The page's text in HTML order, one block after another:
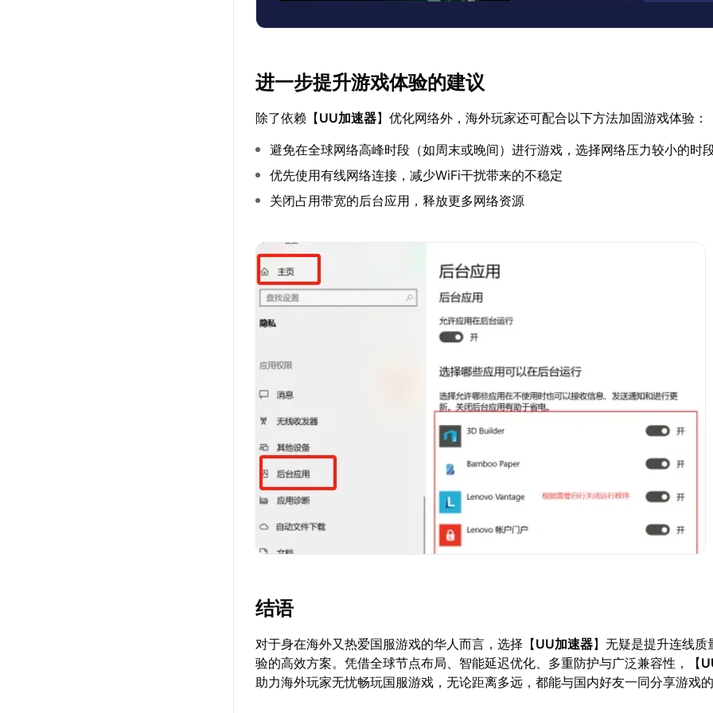
进一步提升游戏体验的建议
除了依赖【UU加速器】优化网络外，海外玩家还可配合以下方法加固游戏体验：
避免在全球网络高峰时段（如周末或晚间）进行游戏，选择网络压力较小的时
优先使用有线网络连接，减少WiFi干扰带来的不稳定
关闭占用带宽的后台应用，释放更多网络资源
结语
对于身在海外又热爱国服游戏的华人而言，选择【UU加速器】无疑是提升连线质
验的高效方案。凭借全球节点布局、智能延迟优化、多重防护与广泛兼容性，【
助力海外玩家无忧畅玩国服游戏，无论距离多远，都能与国内好友一同分享游戏